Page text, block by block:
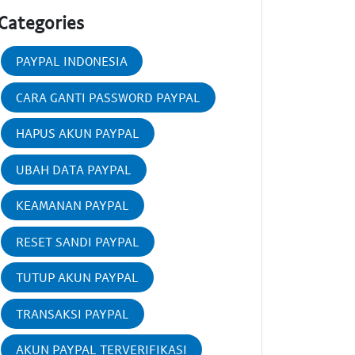
PAYPAL INDONESIA
CARA GANTI PASSWORD PAYPAL
HAPUS AKUN PAYPAL
UBAH DATA PAYPAL
KEAMANAN PAYPAL
RESET SANDI PAYPAL
TUTUP AKUN PAYPAL
TRANSAKSI PAYPAL
AKUN PAYPAL TERVERIFIKASI